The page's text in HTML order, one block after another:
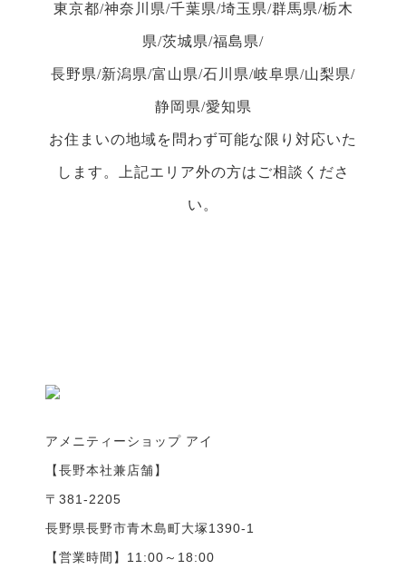
東京都/神奈川県/千葉県/埼玉県/群馬県/栃木
県/茨城県/福島県/
長野県/新潟県/富山県/石川県/岐阜県/山梨県/
静岡県/愛知県
お住まいの地域を問わず可能な限り対応いた
します。上記エリア外の方はご相談くださ
い。
アメニティーショップ アイ
【長野本社兼店舗】
〒381-2205
長野県長野市青木島町大塚1390-1
【営業時間】11:00～18:00